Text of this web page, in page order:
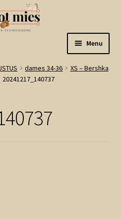
Menu
dames 34-36
XS – Bershka
20241217_140737